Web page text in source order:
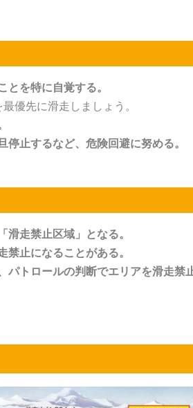
とを特に自覚する。
優先に滑走しましょう。
止するなど、危険回避に努める。
走禁止区域」となる。
止になることがある。
トロールの判断でエリアを滑走禁